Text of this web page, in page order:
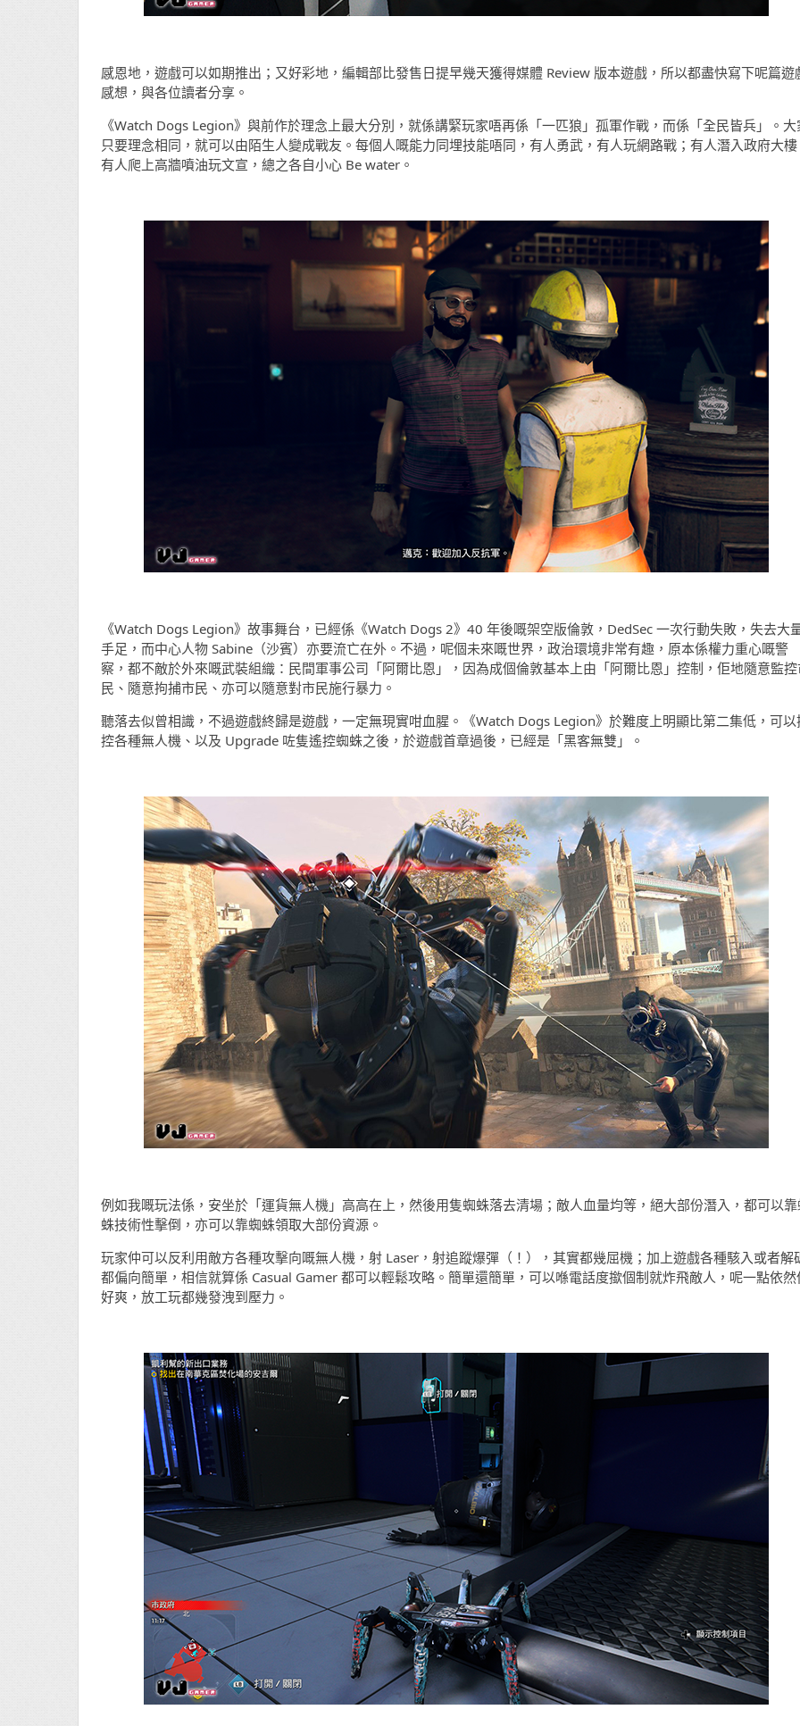
感恩地，遊戲可以如期推出；又好彩地，編輯部比發售日提早幾天獲得媒體 Review 版本遊戲，所以都盡快寫下呢篇遊
感想，與各位讀者分享。
《Watch Dogs Legion》與前作於理念上最大分別，就係講緊玩家唔再係「一匹狼」孤軍作戰，而係「全民皆兵」。大
只要理念相同，就可以由陌生人變成戰友。每個人嘅能力同埋技能唔同，有人勇武，有人玩網路戰；有人潛入政府大
有人爬上高牆噴油玩文宣，總之各自小心 Be water。
《Watch Dogs Legion》故事舞台，已經係《Watch Dogs 2》40 年後嘅架空版倫敦，DedSec 一次行動失敗，失去大
手足，而中心人物 Sabine（沙賓）亦要流亡在外。不過，呢個未來嘅世界，政治環境非常有趣，原本係權力重心嘅警
察，都不敵於外來嘅武裝組織：民間軍事公司「阿爾比恩」，因為成個倫敦基本上由「阿爾比恩」控制，佢地隨意監
民、隨意拘捕市民、亦可以隨意對市民施行暴力。
聽落去似曾相識，不過遊戲終歸是遊戲，一定無現實咁血腥。《Watch Dogs Legion》於難度上明顯比第二集低，可以
控各種無人機、以及 Upgrade 咗隻遙控蜘蛛之後，於遊戲首章過後，已經是「黑客無雙」。
例如我嘅玩法係，安坐於「運貨無人機」高高在上，然後用隻蜘蛛落去清場；敵人血量均等，絕大部份潛入，都可以
蛛技術性擊倒，亦可以靠蜘蛛領取大部份資源。
玩家仲可以反利用敵方各種攻擊向嘅無人機，射 Laser，射追蹤爆彈（！），其實都幾屈機；加上遊戲各種駭入或者解
都偏向簡單，相信就算係 Casual Gamer 都可以輕鬆攻略。簡單還簡單，可以喺電話度撳個制就炸飛敵人，呢一點依然
好爽，放工玩都幾發洩到壓力。